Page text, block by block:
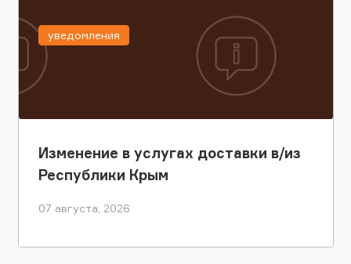
Изменение в услугах доставки в/из
Республики Крым
07 августа, 2026
уведомления